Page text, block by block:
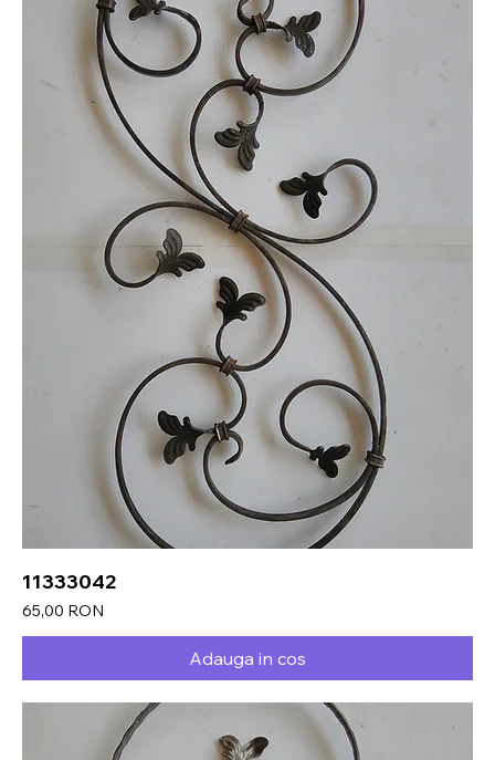
11333042
Preț
65,00 RON
Adauga in cos